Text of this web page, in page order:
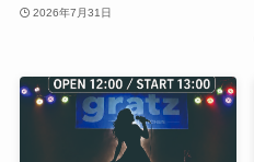
2026年7月31日